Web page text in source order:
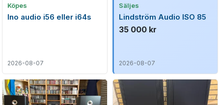
Köpes
Ino audio i56 eller i64s
2026-08-07
Säljes
Lindström Audio ISO 85
35 000 kr
2026-08-07